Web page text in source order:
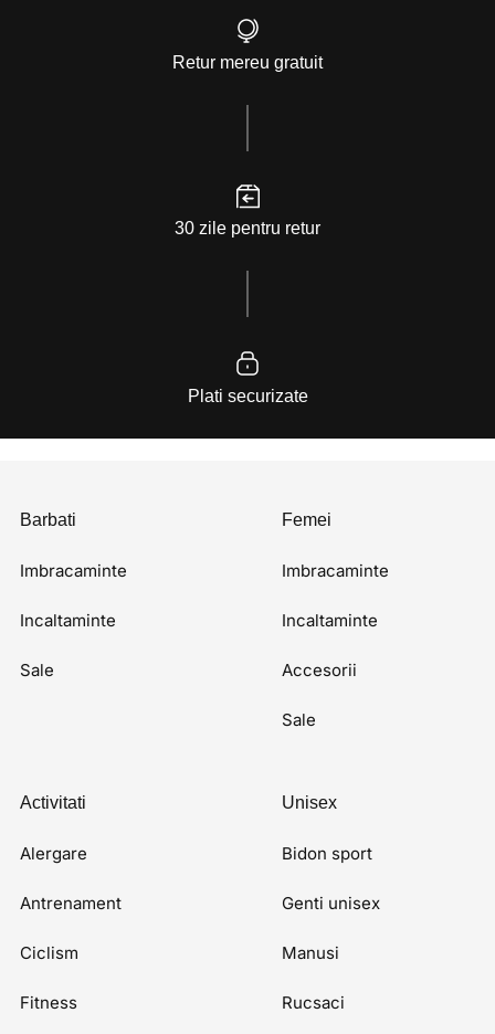
Retur mereu gratuit
30 zile pentru retur
Plati securizate
Barbati
Imbracaminte
Incaltaminte
Sale
Femei
Imbracaminte
Incaltaminte
Accesorii
Sale
Activitati
Alergare
Antrenament
Ciclism
Fitness
Unisex
Bidon sport
Genti unisex
Manusi
Rucsaci